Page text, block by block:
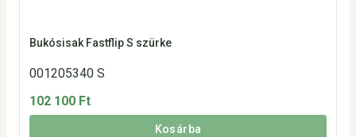
Bukósisak Fastflip S szürke
001205340 S
102 100 Ft
Kosárba